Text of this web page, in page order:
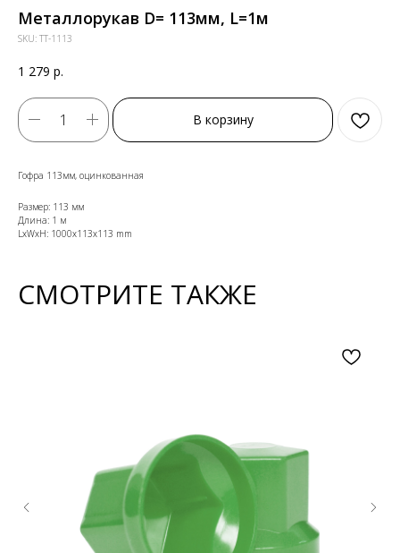
Металлорукав D= 113мм, L=1м
SKU: ТТ-1113
1 279 р.
В корзину
Гофра 113мм, оцинкованная
Размер: 113 мм
Длина: 1 м
LxWxH: 1000x113x113 mm
СМОТРИТЕ ТАКЖЕ